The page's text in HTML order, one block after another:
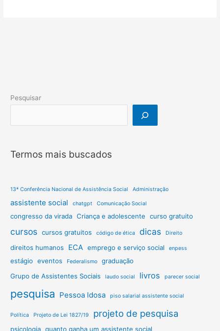
Pesquisar
Termos mais buscados
13ª Conferência Nacional de Assistência Social Administração
assistente social chatgpt Comunicação Social
congresso da virada Criança e adolescente curso gratuito
cursos cursos gratuitos código de ética dicas Direito
direitos humanos ECA emprego e serviço social enpess
estágio eventos Federalismo
graduação
Grupo de Assistentes Sociais
laudo social livros parecer social
pesquisa Pessoa Idosa piso salarial assistente social
Política Projeto de Lei 1827/19 projeto de pesquisa
psicologia quanto ganha um assistente social